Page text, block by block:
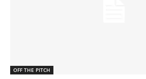
OFF THE PITCH